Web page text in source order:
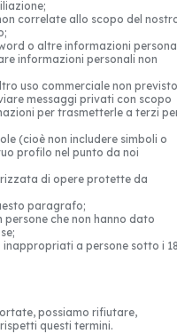
correlate allo scopo del
o altre informazioni
informazioni personali non
uso commerciale non previsto
messaggi privati con scopo
per trasmetterle a terzi
(cioè non includere simboli o
profilo nel punto da noi
di opere protette da
paragrafo;
che non hanno dato
a persone sotto i
possiamo rifiutare,
questi termini.